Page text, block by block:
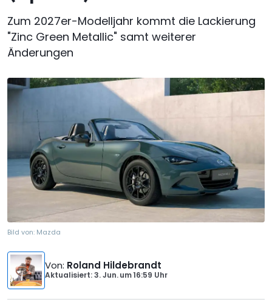
Zum 2027er-Modelljahr kommt die Lackierung
"Zinc Green Metallic" samt weiterer
Änderungen
Bild von: Mazda
Von: Roland Hildebrandt
Aktualisiert: 3. Jun.um16:59 Uhr